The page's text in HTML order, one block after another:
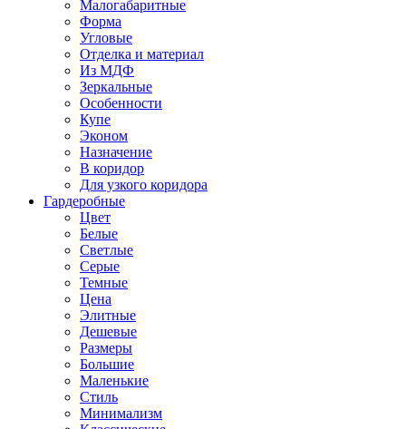
Малогабаритные
Форма
Угловые
Отделка и материал
Из МДФ
Зеркальные
Особенности
Купе
Эконом
Назначение
В коридор
Для узкого коридора
Гардеробные
Цвет
Белые
Светлые
Серые
Темные
Цена
Элитные
Дешевые
Размеры
Большие
Маленькие
Стиль
Минимализм